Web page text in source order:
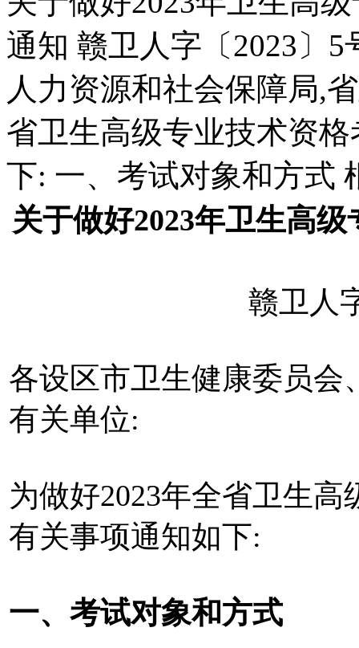
通知 赣卫人字〔2023〕
人力资源和社会保障局,
省卫生高级专业技术资
下: 一、考试对象和方式
关于做好2023年卫生高
赣卫人
各设区市卫生健康委员会
有关单位:
为做好2023年全省卫生
有关事项通知如下:
一、考试对象和方式